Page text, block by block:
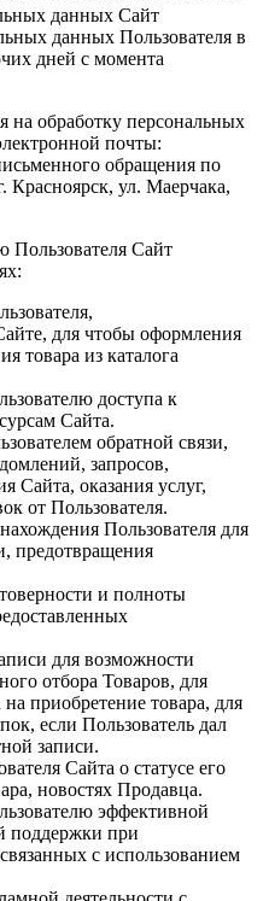
данных Сайт
данных Пользователя в
дней с момента
на обработку персональных
почты:
обращения по
Красноярск, ул. Маерчака,
Сайт
для чтобы оформления
товара из каталога
доступа к
Сайта.
обратной связи,
запросов,
Сайта, оказания услуг,
от Пользователя.
Пользователя для
предотвращения
и полноты
для возможности
отбора Товаров, для
приобретение товара, для
если Пользователь дал
записи.
Сайта о статусе его
новостях Продавца.
эффективной
поддержки при
с использованием